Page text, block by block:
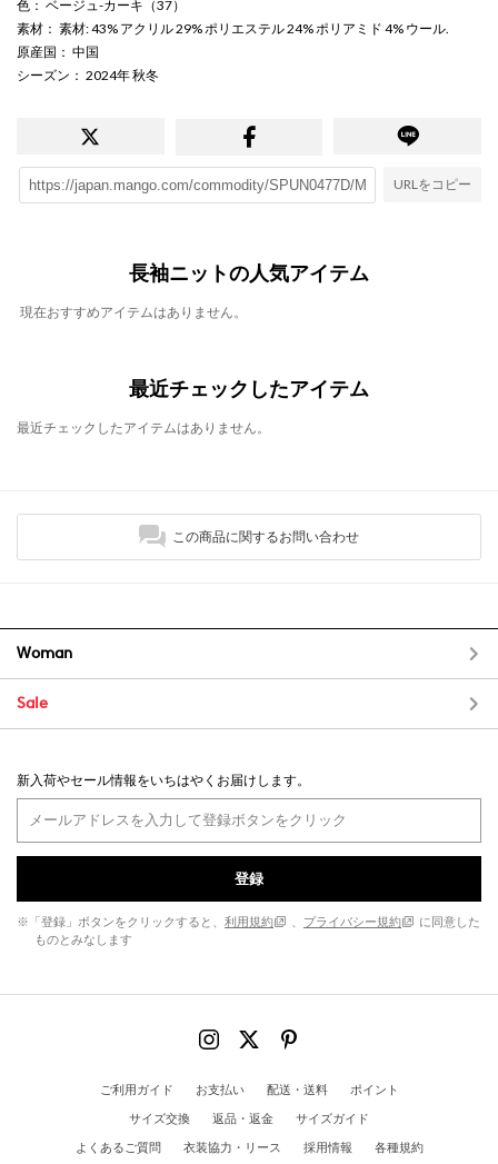
色 ： ベージュ-カーキ（37）
素材 ： 素材: 43% アクリル 29% ポリエステル 24% ポリアミド 4% ウール.
原産国 ： 中国
シーズン ： 2024年 秋冬
URLをコピー
長袖ニットの人気アイテム
現在おすすめアイテムはありません。
最近チェックしたアイテム
最近チェックしたアイテムはありません。
この商品に関するお問い合わせ
Woman
Sale
新入荷やセール情報をいちはやくお届けします。
登録
※「登録」ボタンをクリックすると、 利用規約 、 プライバシー規約
に同意した
ものとみなします
ご利用ガイド お支払い 配送・送料
ポイント
サイズ交換
返品・返金
サイズガイド
よくあるご質問
衣装協力・リース 採用情報 各種規約